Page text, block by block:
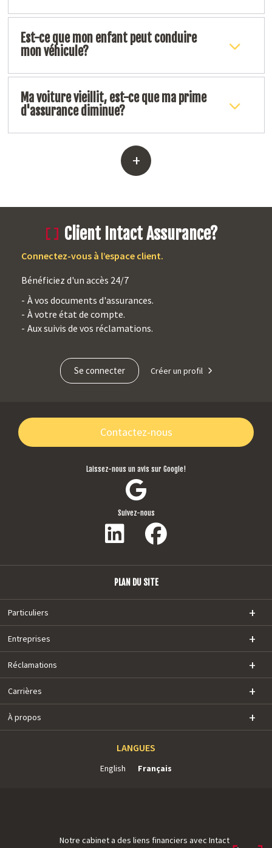
Est-ce que mon enfant peut conduire
mon véhicule?
Ma voiture vieillit, est-ce que ma prime
d'assurance diminue?
+
Contactez-nous
Client Intact Assurance?
Connectez-vous à l’espace client.
Bénéficiez d'un accès 24/7
À vos documents d'assurances.
À votre état de compte.
Aux suivis de vos réclamations.
Se connecter Créer un profil
Laissez-nous un avis sur Google!
Suivez-nous
PLAN DU SITE
Particuliers
Entreprises
Réclamations
Carrières
À propos
LANGUES
English Français
Notre cabinet a des liens financiers avec Intact